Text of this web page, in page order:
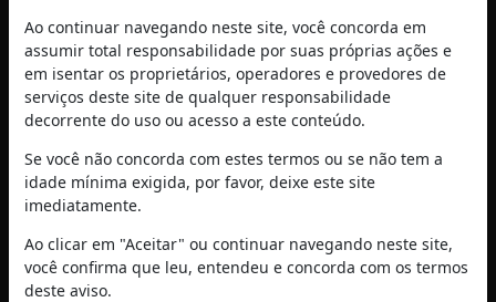
Ao continuar navegando neste site, você concorda em
assumir total responsabilidade por suas próprias ações e
em isentar os proprietários, operadores e provedores de
serviços deste site de qualquer responsabilidade
decorrente do uso ou acesso a este conteúdo.
Se você não concorda com estes termos ou se não tem a
idade mínima exigida, por favor, deixe este site
imediatamente.
Ao clicar em "Aceitar" ou continuar navegando neste site,
você confirma que leu, entendeu e concorda com os termos
deste aviso.